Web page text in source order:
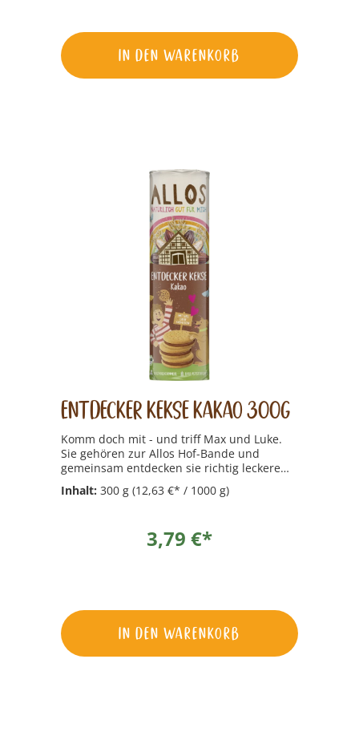
In den Warenkorb
Entdecker Kekse Kakao 300g
Komm doch mit - und triff Max und Luke.
Sie gehören zur Allos Hof-Bande und
gemeinsam entdecken sie richtig leckere
und richtig gute Produkte auf unserem
Allos Hof. Eben Essen, das nicht nur uns
Inhalt: 300 g (12,63 €* / 1000 g)
3,79 €*
In den Warenkorb